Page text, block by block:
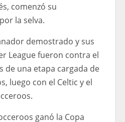
comenzó su
la selva.
demostrado y sus
League fueron contra el
de una etapa cargada de
luego con el Celtic y el
ganó la Copa